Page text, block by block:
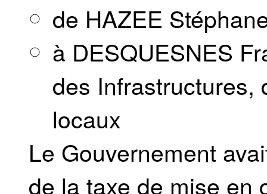
de HAZEE
à DESQUESNES
des Infrastructures,
locaux
Le Gouvernement
de la taxe de mise en